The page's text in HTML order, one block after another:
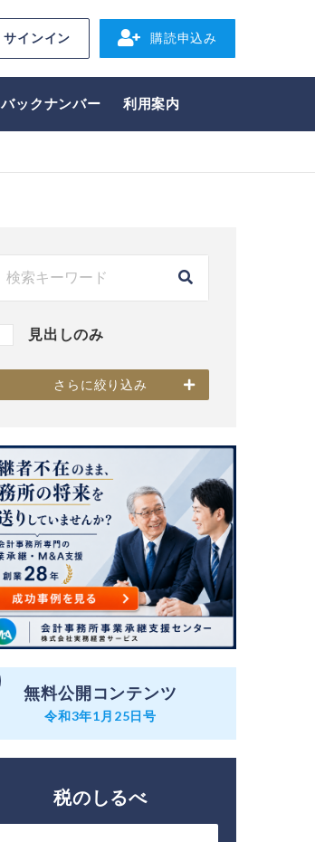
サインイン 購読申込み
バックナンバー 利用案内
見出しのみ
さらに絞り込み
無料公開コンテンツ
令和3年1月25日号
税のしるべ